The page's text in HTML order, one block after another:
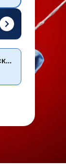
Полностью на русском